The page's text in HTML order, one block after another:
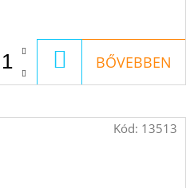
KOSÁRBA
BŐVEBBEN
Kód: 13513